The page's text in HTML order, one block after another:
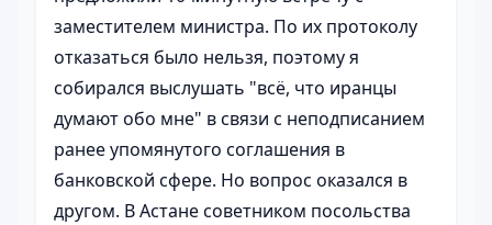
заместителем министра. По их протоколу
отказаться было нельзя, поэтому я
собирался выслушать "всё, что иранцы
думают обо мне" в связи с неподписанием
ранее упомянутого соглашения в
банковской сфере. Но вопрос оказался в
другом. В Астане советником посольства